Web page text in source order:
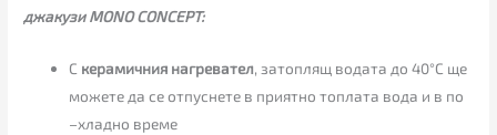
джакузи MONO CONCEPT:
С керамичния нагревател, затоплящ водата до 40°C ще
можете да се отпуснете в приятно топлата вода и в по
–хладно време